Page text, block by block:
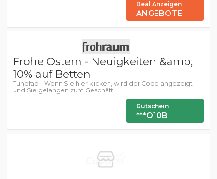
Deal Anzeigen
ANGEBOTE
Frohe Ostern - Neuigkeiten &amp;
10% auf Betten
Tunefab - Wenn Sie hier klicken, wird der Code angezeigt
und Sie gelangen zum Geschäft
Gutschein
***O10B